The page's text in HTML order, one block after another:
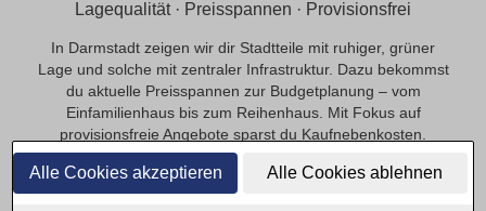
Alle Cookies akzeptieren Alle Cookies ablehnen
Lagequalität · Preisspannen · Provisionsfrei
In Darmstadt zeigen wir dir Stadtteile mit ruhiger, grüner
Lage und solche mit zentraler Infrastruktur. Dazu bekommst
du aktuelle Preisspannen zur Budgetplanung – vom
Einfamilienhaus bis zum Reihenhaus. Mit Fokus auf
provisionsfreie Angebote sparst du Kaufnebenkosten.